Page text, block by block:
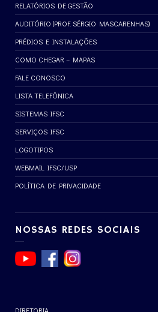
RELATÓRIOS DE GESTÃO
AUDITÓRIO (PROF. SÉRGIO MASCARENHAS)
PRÉDIOS E INSTALAÇÕES
COMO CHEGAR – MAPAS
FALE CONOSCO
LISTA TELEFÔNICA
SISTEMAS IFSC
SERVIÇOS IFSC
LOGOTIPOS
WEBMAIL IFSC/USP
POLÍTICA DE PRIVACIDADE
NOSSAS REDES SOCIAIS